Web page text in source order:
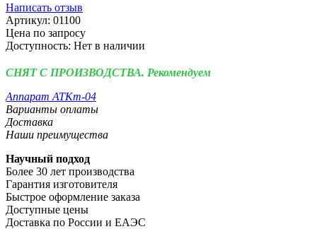
Написать отзыв
Артикул: 01100
Цена по запросу
Доступность: Нет в наличии
СНЯТ С ПРОИЗВОДСТВА. Рекомендуем
Аппарат АТКт-04
Варианты оплаты
Доставка
Наши преимущества
Научный подход
Более 30 лет производства
Гарантия изготовителя
Быстрое оформление заказа
Доступные цены
Доставка по России и ЕАЭС